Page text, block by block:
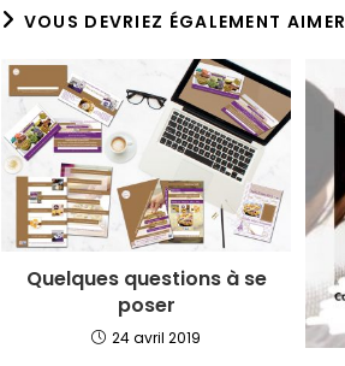
VOUS DEVRIEZ ÉGALEMENT AIMER
Quelques questions à se
poser
24 avril 2019